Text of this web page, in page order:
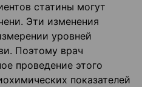
статины могут
Эти изменения
уровней
Поэтому врач
проведение этого
показателей